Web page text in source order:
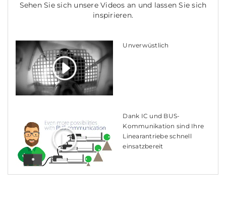
Sehen Sie sich unsere Videos an und lassen Sie sich
inspirieren.
Unverwüstlich
Dank IC und BUS-
Kommunikation sind Ihre
Linearantriebe schnell
einsatzbereit